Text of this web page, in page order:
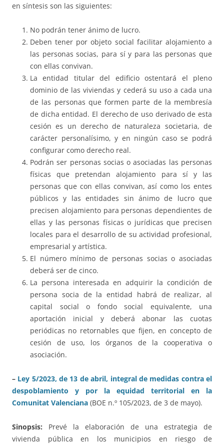
en síntesis son las siguientes:
No podrán tener ánimo de lucro.
Deben tener por objeto social facilitar alojamiento a
las personas socias, para sí y para las personas que
con ellas convivan.
La entidad titular del edificio ostentará el pleno
dominio de las viviendas y cederá su uso a cada una
de las personas que formen parte de la membresía
de dicha entidad. El derecho de uso derivado de esta
cesión es un derecho de naturaleza societaria, de
carácter personalísimo, y en ningún caso se podrá
configurar como derecho real.
Podrán ser personas socias o asociadas las personas
físicas que pretendan alojamiento para sí y las
personas que con ellas convivan, así como los entes
públicos y las entidades sin ánimo de lucro que
precisen alojamiento para personas dependientes de
ellas y las personas físicas o jurídicas que precisen
locales para el desarrollo de su actividad profesional,
empresarial y artística.
El número mínimo de personas socias o asociadas
deberá ser de cinco.
La persona interesada en adquirir la condición de
persona socia de la entidad habrá de realizar, al
capital social o fondo social equivalente, una
aportación inicial y deberá abonar las cuotas
periódicas no retornables que fijen, en concepto de
cesión de uso, los órganos de la cooperativa o
asociación.
– Ley 5/2023, de 13 de abril, integral de medidas contra el
despoblamiento y por la equidad territorial en la
Comunitat Valenciana (BOE n.º 105/2023, de 3 de mayo).
Sinopsis: Prevé la elaboración de una estrategia de
vivienda pública en los municipios en riesgo de